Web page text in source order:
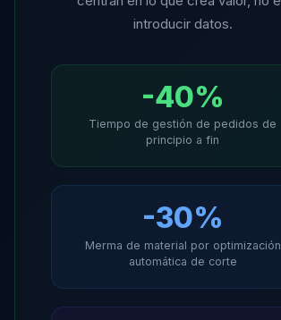
introducir datos.
-40%
Tiempo de gestión de pedidos de
principio a fin
-30%
Merma de material por optimización
automática de corte